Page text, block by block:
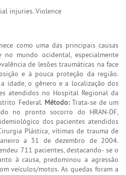
injuries. Violence
como uma das principais causas
mundo ocidental, especialmente
de lesões traumáticas na face
e à pouca proteção da região.
idade, o gênero e a localização dos
atendidos no Hospital Regional da
Federal. Método:Trata-se de um
no pronto socorro do HRAN-DF,
dos pacientes atendidos
Plástica, vítimas de trauma de
a 31 de dezembro de 2004.
711 pacientes, destacando- se o
à causa, predominou a agressão
veículos/motos. As quedas foram a